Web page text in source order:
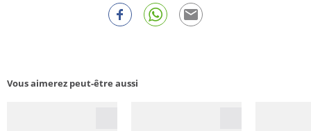
Vous aimerez peut-être aussi